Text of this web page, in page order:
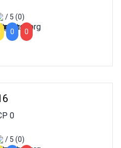
/ 5 (0)
0 0
0
/ 5 (0)